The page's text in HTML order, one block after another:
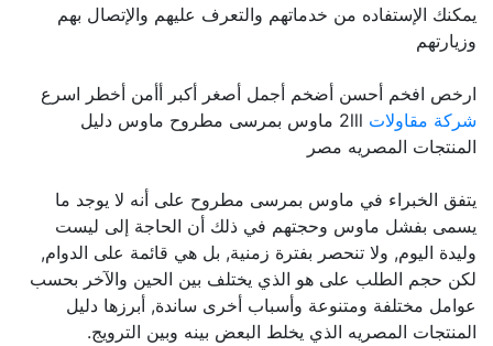
يمكنك الإستفاده من خدماتهم والتعرف عليهم والإتصال بهم
وزيارتهم
ارخص افخم أحسن أضخم أجمل أصغر أكبر أأمن أخطر اسرع
شركة مقاولات
2lll ماوس بمرسى مطروح ماوس دليل
المنتجات المصريه مصر
يتفق الخبراء في ماوس بمرسى مطروح على أنه لا يوجد ما
يسمى بفشل ماوس وحجتهم في ذلك أن الحاجة إلى ليست
وليدة اليوم, ولا تنحصر بفترة زمنية, بل هي قائمة على الدوام,
لكن حجم الطلب على هو الذي يختلف بين الحين والآخر بحسب
عوامل مختلفة ومتنوعة وأسباب أخرى ساندة, أبرزها دليل
المنتجات المصريه الذي يخلط البعض بينه وبين الترويج.